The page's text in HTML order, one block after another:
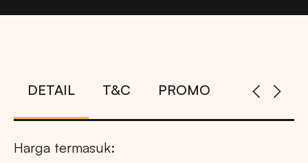
DETAIL T&C PROMO
Harga termasuk: